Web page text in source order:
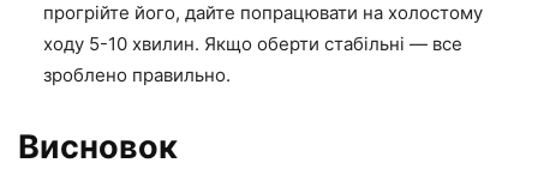
прогрійте його, дайте попрацювати на холостому
ходу 5-10 хвилин. Якщо оберти стабільні — все
зроблено правильно.
Висновок